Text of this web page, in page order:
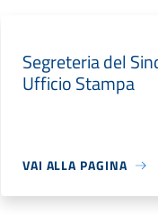
Segreteria del
Ufficio Stampa
VAI ALLA PAGINA